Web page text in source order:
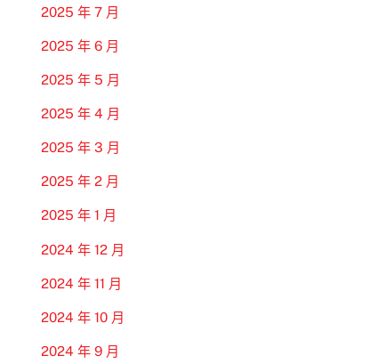
2025 年 7 月
2025 年 6 月
2025 年 5 月
2025 年 4 月
2025 年 3 月
2025 年 2 月
2025 年 1 月
2024 年 12 月
2024 年 11 月
2024 年 10 月
2024 年 9 月